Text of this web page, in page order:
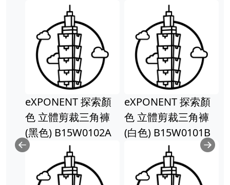
eXPONENT 探索顏
色 立體剪裁三角褲
(黑色) B15W0102A
eXPONENT 探索顏
色 立體剪裁三角褲
(白色) B15W0101B
Previous